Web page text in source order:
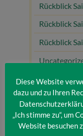
Rückblick
Rückblick
Rückblick
Unsere
Diese Website
dazu und zu Ihren
„Ich stimme zu“, um
Website besuchen